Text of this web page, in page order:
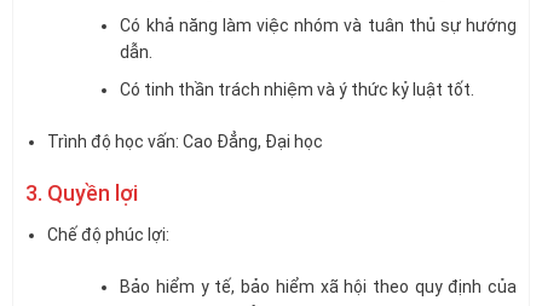
Có khả năng làm việc nhóm và tuân thủ sự hướng
dẫn.
Có tinh thần trách nhiệm và ý thức kỷ luật tốt.
Trình độ học vấn: Cao Đẳng, Đại học
3. Quyền lợi
Chế độ phúc lợi:
Bảo hiểm y tế, bảo hiểm xã hội theo quy định của